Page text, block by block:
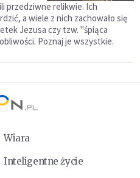
przedziwne relikwie. Ich
a wiele z nich zachowało się
Jezusa czy tzw. "śpiąca
Poznaj je wszystkie.
Wiara
Inteligentne życie